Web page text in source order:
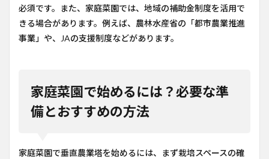
必須です。また、家庭菜園では、地域の補助金制度を活用で
きる場合があります。例えば、農林水産省の「都市農業推進
事業」や、JAの支援制度などがあります。
家庭菜園で始めるには？必要な準
備とおすすめの方法
家庭菜園で垂直農業塔を始めるには、まず栽培スペースの確